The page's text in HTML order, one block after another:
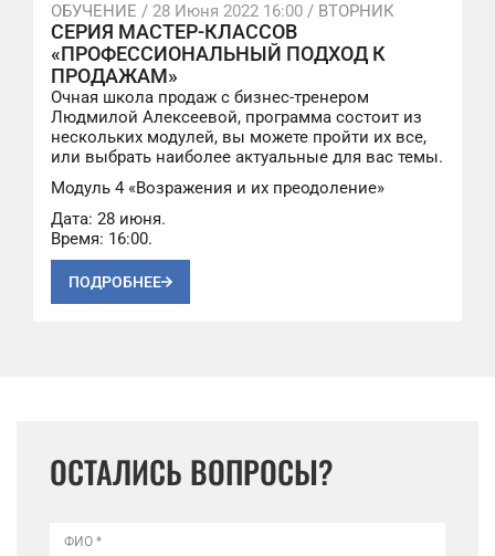
ОБУЧЕНИЕ / 28 Июня 2022 16:00 / ВТОРНИК
СЕРИЯ МАСТЕР-КЛАССОВ
«ПРОФЕССИОНАЛЬНЫЙ ПОДХОД К
ПРОДАЖАМ»
Очная школа продаж с бизнес-тренером
Людмилой Алексеевой, программа состоит из
нескольких модулей, вы можете пройти их все,
или выбрать наиболее актуальные для вас темы.
Модуль 4 «Возражения и их преодоление»
Дата: 28 июня.
Время: 16:00.
ПОДРОБНЕЕ
ОСТАЛИСЬ ВОПРОСЫ?
ФИО *